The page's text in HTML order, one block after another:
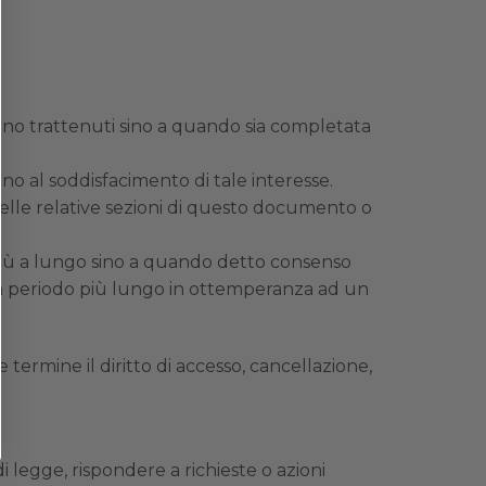
trattenuti sino a quando sia completata
al soddisfacimento di tale interesse.
relative sezioni di questo documento o
a lungo sino a quando detto consenso
periodo più lungo in ottemperanza ad un
il diritto di accesso, cancellazione,
rispondere a richieste o azioni